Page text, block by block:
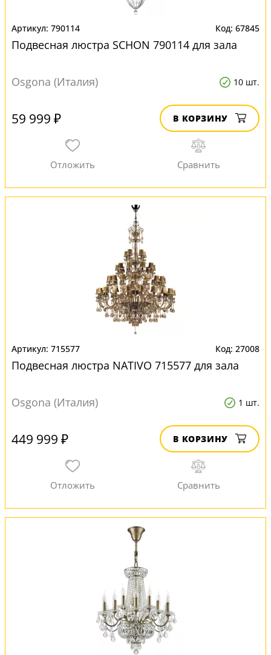
790114 67845
Подвесная люстра SCHON 790114 для зала
Osgona (Италия) 10 шт.
59 999 ₽ В КОРЗИНУ
715577 27008
Подвесная люстра NATIVO 715577 для зала
Osgona (Италия) 1 шт.
449 999 ₽ В КОРЗИНУ